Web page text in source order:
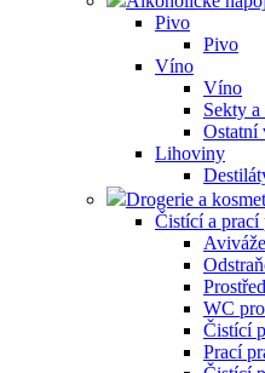
Pivo
Pivo
Víno
Víno
Sekty
Ostatní
Lihoviny
Drogerie a
Čistící a prací
Aviváže
WC
Čistící
Prací